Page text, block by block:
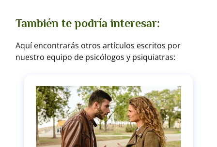
También te podría interesar:
Aquí encontrarás otros artículos escritos por
nuestro equipo de psicólogos y psiquiatras: